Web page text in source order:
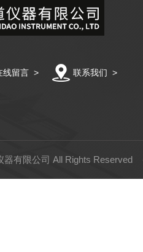
线留言 > 联系我们 >
器有限公司 All Rights Reserved